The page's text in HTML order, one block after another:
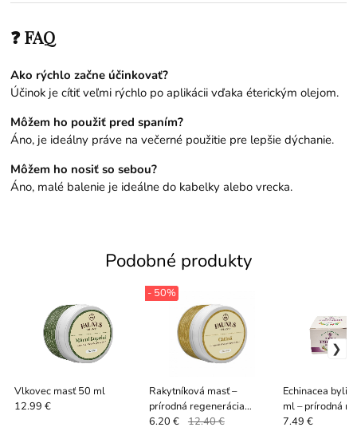
❓ FAQ
Ako rýchlo začne účinkovať?
Účinok je cítiť veľmi rýchlo po aplikácii vďaka éterickým olejom.
Môžem ho použiť pred spaním?
Áno, je ideálny práve na večerné použitie pre lepšie dýchanie.
Môžem ho nosiť so sebou?
Áno, malé balenie je ideálne do kabelky alebo vrecka.
Podobné produkty
Vlkovec masť 50 ml
12.99 €
Rakytníková masť –
prírodná regenerácia
pokožky 50 ml
- 50%
6.20 € 12.40 €
Echinacea
ml – prírodná
pokožky
7.49 €